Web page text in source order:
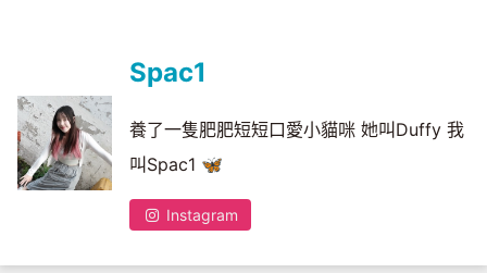
Spac1
養了一隻肥肥短短口愛小貓咪 她叫Duffy 我
叫Spac1 🦋
Instagram